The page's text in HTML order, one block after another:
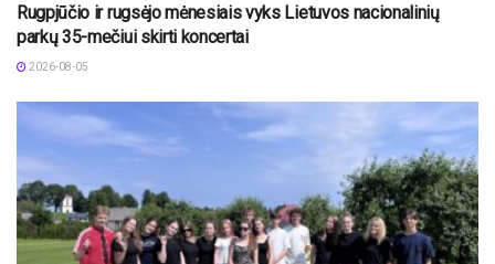
Rugpjūčio ir rugsėjo mėnesiais vyks Lietuvos nacionalinių
parkų 35-mečiui skirti koncertai
2026-08-05